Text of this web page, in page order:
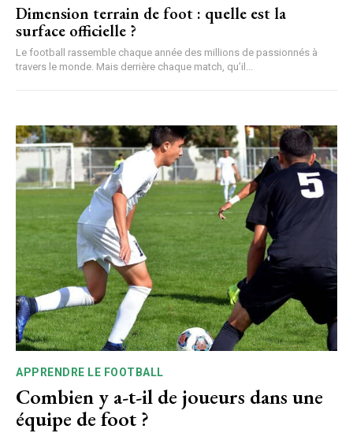
Dimension terrain de foot : quelle est la
surface officielle ?
Le football rassemble chaque année des millions de passionnés à
travers le monde. Mais derrière chaque match, qu’il...
APPRENDRE LE FOOTBALL
Combien y a-t-il de joueurs dans une
équipe de foot ?